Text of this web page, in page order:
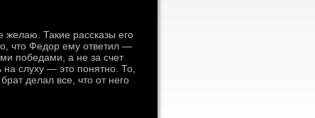
Такие рассказы его
что Федор ему ответил —
победами, а не за счет
слуху — это понятно. То,
делал все, что от него